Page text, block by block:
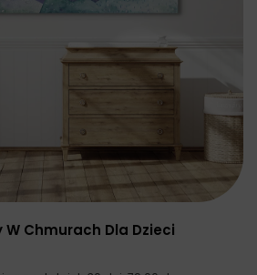
Chmurach Dla Dzieci